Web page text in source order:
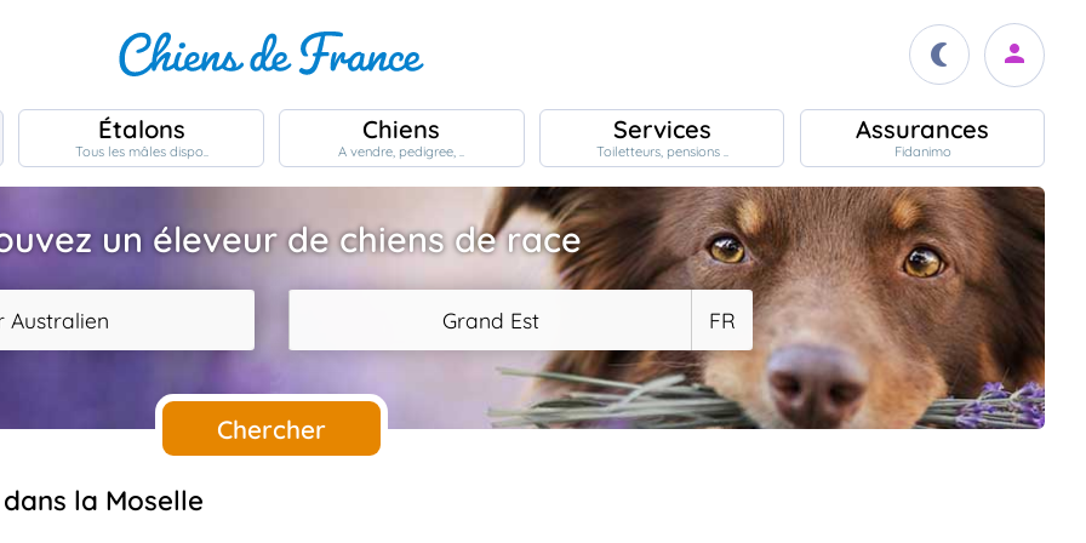
Étalons
Tous les mâles dispo..
Chiens
A vendre, pedigree, ..
Services
Toiletteurs, pensions ..
Assurances
Fidanimo
un éleveur de chiens de race
Australien Grand Est FR
Chercher
la Moselle